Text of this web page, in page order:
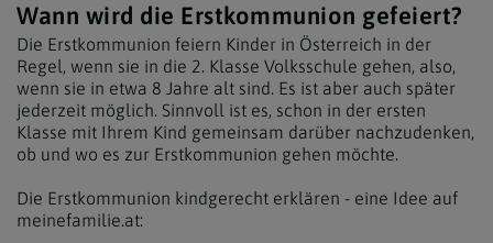
Wann wird die Erstkommunion gefeiert?
Die Erstkommunion feiern Kinder in Österreich in der
Regel, wenn sie in die 2. Klasse Volksschule gehen, also,
wenn sie in etwa 8 Jahre alt sind. Es ist aber auch später
jederzeit möglich. Sinnvoll ist es, schon in der ersten
Klasse mit Ihrem Kind gemeinsam darüber nachzudenken,
ob und wo es zur Erstkommunion gehen möchte.
Die Erstkommunion kindgerecht erklären - eine Idee auf
meinefamilie.at: